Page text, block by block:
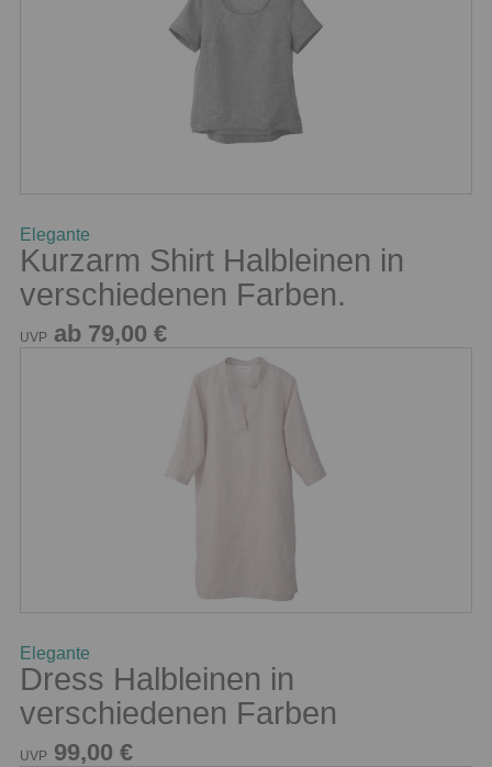
Elegante
Kurzarm Shirt Halbleinen in
verschiedenen Farben.
UVP ab 79,00 €
Elegante
Dress Halbleinen in
verschiedenen Farben
UVP 99,00 €